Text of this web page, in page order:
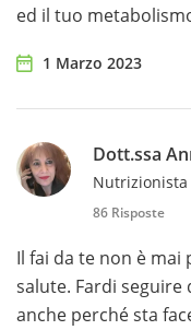
ed il tuo
1 Marzo 2023
Dott.ssa
Nutrizionista
86 Risposte
Il fai da te non è
salute. Fardi
anche perché sta